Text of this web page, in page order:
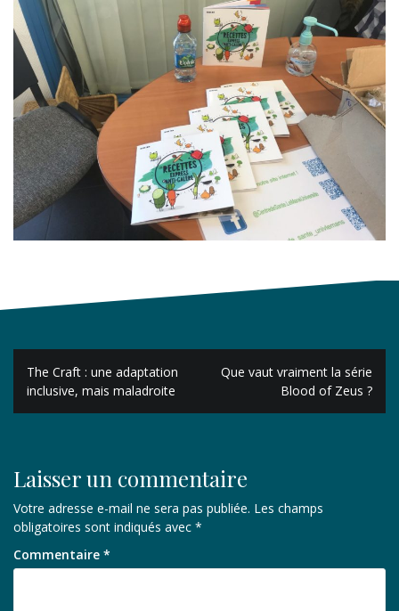
Navigation
de
l’article
The Craft : une adaptation
inclusive, mais maladroite
Que vaut vraiment la série
Blood of Zeus ?
Laisser un commentaire
Votre adresse e-mail ne sera pas publiée. Les champs
obligatoires sont indiqués avec *
Commentaire *